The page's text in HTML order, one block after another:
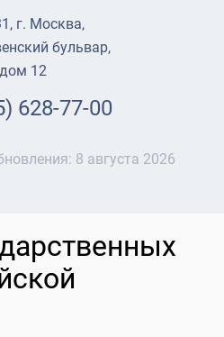
г. Москва,
бульвар,
дом 12
628-77-00
8 августа 2026